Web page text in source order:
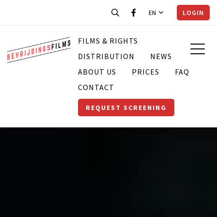
EN LOGIN
FILMS & RIGHTS
DISTRIBUTION
NEWS
ABOUT US
PRICES
FAQ
CONTACT
REQUEST SCREENING